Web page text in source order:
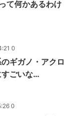
て何かあるわけ
0
ギガノ・アクロ
すごいな…
0